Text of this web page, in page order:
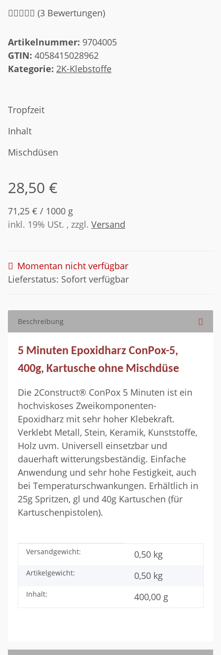
(3 Bewertungen)
Artikelnummer: 9704005
GTIN: 4058415028962
Kategorie: 2K-Klebstoffe
Tropfzeit
Inhalt
Mischdüsen
28,50 €
71,25 € / 1000 g
inkl. 19% USt. , zzgl. Versand
Momentan nicht verfügbar
Lieferstatus: Sofort verfügbar
Beschreibung
5 Minuten Epoxidharz ConPox-5,
400g, Kartusche ohne Mischdüse
Die 2Construct® ConPox 5 Minuten ist ein
hochviskoses Zweikomponenten-
Epoxidharz mit sehr hoher Klebekraft.
Verklebt Metall, Stein, Keramik, Kunststoffe,
Holz uvm. Universell einsetzbar und
dauerhaft witterungsbeständig. Einfache
Anwendung und sehr hohe Festigkeit, auch
bei Temperaturschwankungen. Erhältlich in
25g Spritzen, gl und 40g Kartuschen (für
Kartuschenpistolen).
Produkteigenschaft
Wert
Versandgewicht: 0,50 kg
Artikelgewicht: 0,50 kg
Inhalt: 400,00 g